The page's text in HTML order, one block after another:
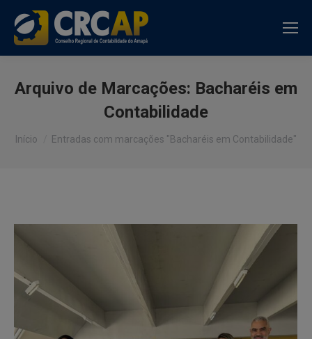
Arquivo de Marcações: Bacharéis em
Contabilidade
Início Entradas com marcações "Bacharéis em Contabilidade"